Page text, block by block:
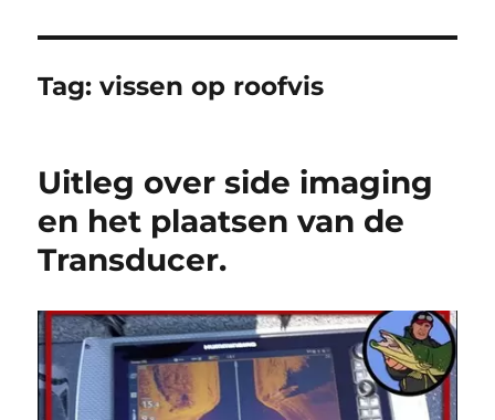
Tag:vissen op roofvis
Uitleg over side imaging
en het plaatsen van de
Transducer.